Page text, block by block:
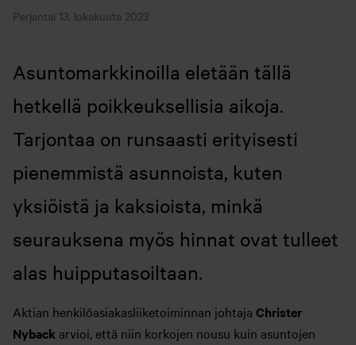
Perjantai 13. lokakuuta 2023
Asuntomarkkinoilla eletään tällä
hetkellä poikkeuksellisia aikoja.
Tarjontaa on runsaasti erityisesti
pienemmistä asunnoista, kuten
yksiöistä ja kaksioista, minkä
seurauksena myös hinnat ovat tulleet
alas huipputasoiltaan.
Aktian henkilöasiakasliiketoiminnan johtaja Christer
Nyback arvioi, että niin korkojen nousu kuin asuntojen